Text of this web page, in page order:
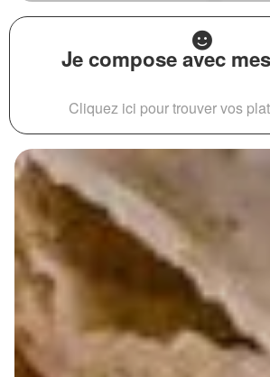
Je compose avec
Cliquez ici pour trouver vos